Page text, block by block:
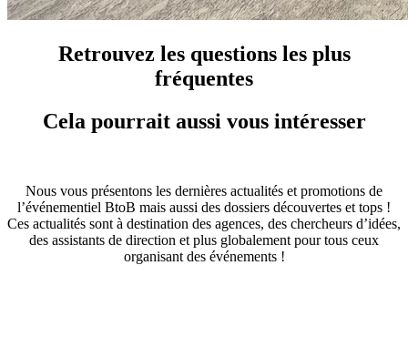
Retrouvez les questions les plus
fréquentes
Cela pourrait aussi vous intéresser
Nous vous présentons les dernières actualités et promotions de
l’événementiel BtoB mais aussi des dossiers découvertes et tops !
Ces actualités sont à destination des agences, des chercheurs d’idées,
des assistants de direction et plus globalement pour tous ceux
organisant des événements !